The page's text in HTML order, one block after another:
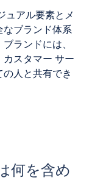
ュアル要素とメ
ブランド体系
ランドには、
スタマー サー
人と共有でき
何を含め